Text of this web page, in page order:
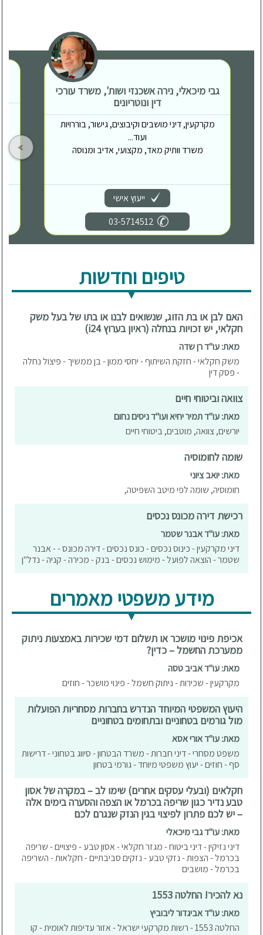
גבי מיכאלי, נירה אשכנזי ושות', משרד עורכי
דין ונוטריונים
מקרקעין, דיני מושבים וקיבוצים, גישור, בוררויות
ועוד...
משרד וותיק מאד, מקצועי, אדיב ומנוסה
ייעוץ אישי
03-5714512
טיפים וחדשות
האם לבן או בת הזוג, שנשואים לבנו או בתו של בעל משק
חקלאי, יש זכויות בנחלה (ראיון בערוץ i24)
מאת: עו"ד רן שדה
משק חקלאי - חזקת השיתוף - יחסי ממון - בן ממשיך - פיצול נחלה
- פסק דין
צוואה וביטוחי חיים
מאת: עו"ד תמיר יחיא ועו"ד ניסים נחום
יורשים, צוואה, מוטבים, ביטוחי חיים
שומה לחומוסיה
מאת: יואב ציוני
חומוסיה, שומה לפי מיטב השפיטה,
רכישת דירה מכונס נכסים
מאת: עו"ד אבנר שטמר
דיני מקרקעין - כינוס נכסים - כונס נכסים - דירה מכונס - - אבנר
שטמר - הוצאה לפועל - מימוש נכסים - בנק - מכירה - קניה - נדל"ן
מידע משפטי מאמרים
אכיפת פינוי מושכר או תשלום דמי שכירות באמצעות ניתוק
ממערכת החשמל – כדין?
מאת: עו"ד אביב טסה
מקרקעין - שכירות - ניתוק חשמל - פינוי מושכר - חוזים
היעוץ המשפטי המיוחד הנדרש בחברות מסחריות הפועלות
מול גורמים בטחוניים ובתחומים בטחוניים
מאת: עו"ד אורי אסא
משפט מסחרי - דיני חברות - משרד הבטחון - סיווג בטחוני - דרישות
סף - חוזים - יעוץ משפטי מיוחד - גורמי בטחון
חקלאים (ובעלי עסקים אחרים) שימו לב – במקרה של אסון
טבע נדיר כגון שריפה בכרמל או הצפה והסערה בימים אלה
– יש לכם פתרון לפיצוי בגין הנזק שנגרם לכם
מאת: עו"ד גבי מיכאלי
דיני נזיקין - דיני ביטוח - מגזר חקלאי - אסון טבע - פיצויים - שריפה
בכרמל - הצפות - נזקי טבע - נזקים סביבתיים - חקלאות - השריפה
בכרמל - מושבים
נא להכיר! החלטה 1553
מאת: עו"ד אביגדור ליבוביץ
החלטה 1553 - רשות מקרקעי ישראל - אזור עדיפות לאומית - קו